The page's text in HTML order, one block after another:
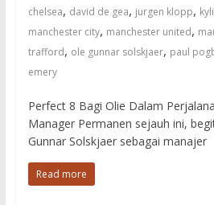
chelsea, david de gea, jurgen klopp,
manchester city, manchester united,
trafford, ole gunnar solskjaer, paul
emery
Perfect 8 Bagi Olie Dalam
Manager Permanen sejauh ini,
Gunnar Solskjaer sebagai manajer
Read more